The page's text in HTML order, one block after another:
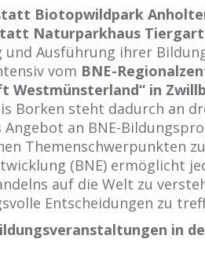
Biotopwildpark
Naturparkhaus
und Ausführung ihrer
vom BNE-
Westmünsterland“ in
Borken steht dadurch an
an BNE-
Themenschwerpunkten
(BNE) ermöglicht
auf die Welt zu
Entscheidungen zu
in